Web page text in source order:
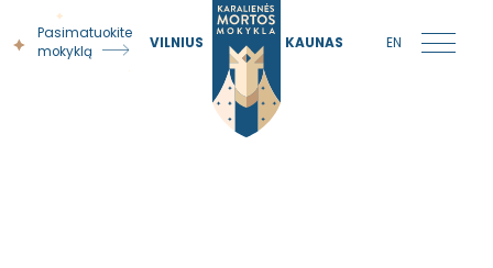
Pasimatuokite
mokyklą
VILNIUS KAUNAS EN